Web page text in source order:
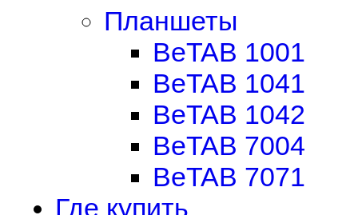
Планшеты
BeTAB 1001
BeTAB 1041
BeTAB 1042
BeTAB 7004
BeTAB 7071
Где купить